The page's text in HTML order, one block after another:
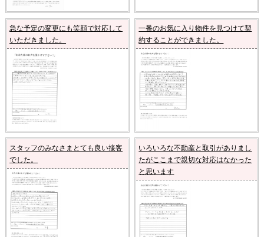
急な予定の変更にも笑顔で対応して
いただきました。
一番のお気に入り物件を見つけて契
約することができました。
スタッフのみなさまとても良い接客
でした。
いろいろな不動産と取引がありまし
たがここまで親切な対応はなかった
と思います